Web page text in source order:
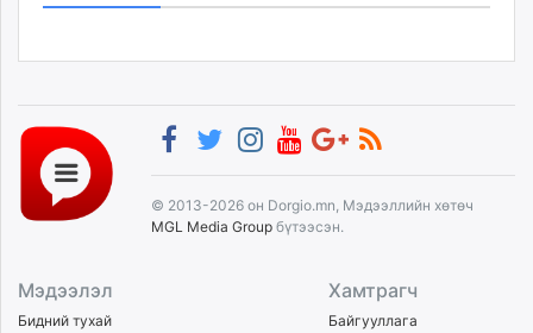
© 2013-2026 он Dorgio.mn, Мэдээллийн хөтөч
MGL Media Group бүтээсэн.
Мэдээлэл
Бидний тухай
Хамтрагч
Байгууллага